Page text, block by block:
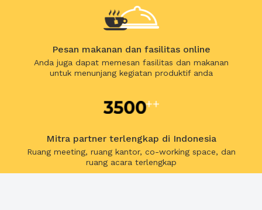
Pesan makanan dan fasilitas online
Anda juga dapat memesan fasilitas dan makanan
untuk menunjang kegiatan produktif anda
Mitra partner terlengkap di Indonesia
Ruang meeting, ruang kantor, co-working space, dan
ruang acara terlengkap